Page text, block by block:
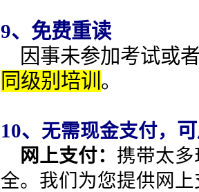
9、免费重读
因事未参加考试或
同级别培训 。
10、 无需现金支付， 可
网上支付： 携带太
全。我们为您提供网